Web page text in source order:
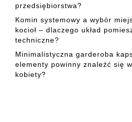
przedsiębiorstwa?
Komin systemowy a wybór
kocioł – dlaczego układ
techniczne?
Minimalistyczna garderoba
elementy powinny znaleźć się
kobiety?